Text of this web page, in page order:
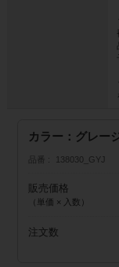
カラー：グレー
品番 138030_GYJ
販売価格
（単価 × 入数）
注文数